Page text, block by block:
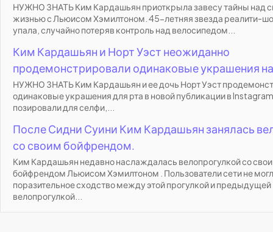
НУЖНО ЗНАТЬ Ким Кардашьян приоткрыла завесу тайны над
жизнью с Льюисом Хэмилтоном. 45-летняя звезда реалити-
упала, случайно потеряв контроль над велосипедом...
Ким Кардашьян и Норт Уэст неожиданно
продемонстрировали одинаковые украшения
НУЖНО ЗНАТЬ Ким Кардашьян и ее дочь Норт Уэст
одинаковые украшения для рта в новой публикации в
позировали для селфи,...
После Сидни Суини Ким Кардашьян занялась
со своим бойфрендом.
Ким Кардашьян недавно наслаждалась велопрогулкой со
бойфрендом Льюисом Хэмилтоном . Пользователи сети не
поразительное сходство между этой прогулкой и предыдущей
велопрогулкой...